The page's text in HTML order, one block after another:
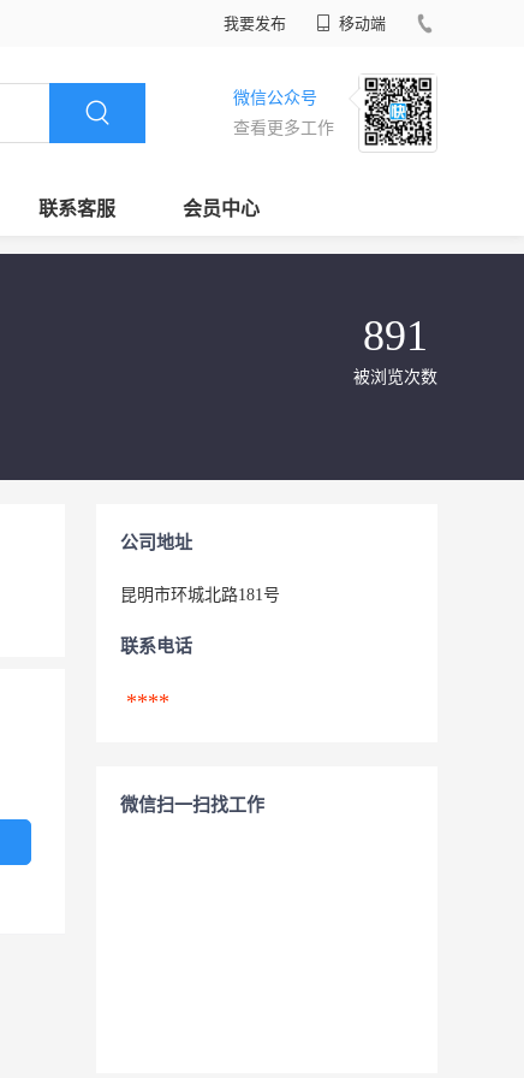
我要发布 移动端
微信公众号
查看更多工作
联系客服 会员中心
891
被浏览次数
公司地址
昆明市环城北路181号
联系电话
****
微信扫一扫找工作